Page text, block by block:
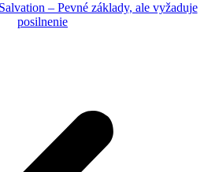
– Pevné základy, ale vyžaduje
posilnenie